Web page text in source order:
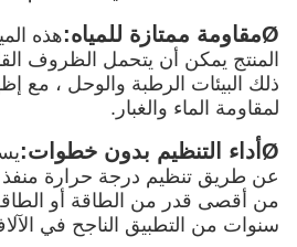
Øمقاومة ممتازة للمياه:هذه
المنتج يمكن أن يتحمل الظروف
لمقاومة الماء والغبار.
Øأداء التنظيم بدون خطوات:
عن طريق تنظيم درجة حرارة منفذ
من أقصى قدر من الطاقة أو
سنوات من التطبيق الناجح في